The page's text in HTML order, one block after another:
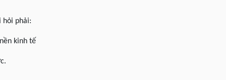
hỏi phải:
kinh tế